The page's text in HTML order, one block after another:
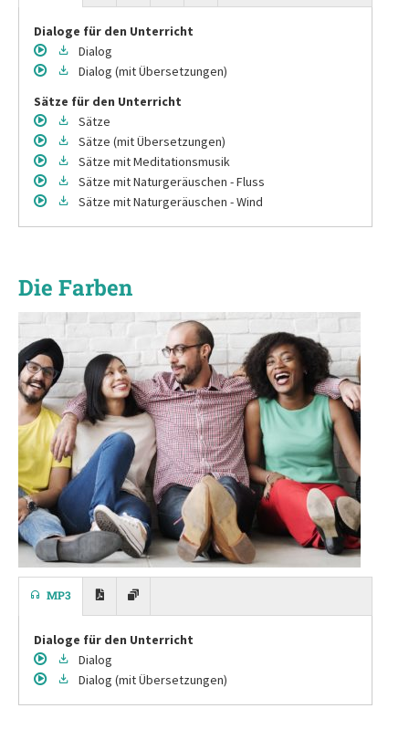
Dialoge für den Unterricht
Dialog
Dialog (mit Übersetzungen)
Sätze für den Unterricht
Sätze
Sätze (mit Übersetzungen)
Sätze mit Meditationsmusik
Sätze mit Naturgeräuschen - Fluss
Sätze mit Naturgeräuschen - Wind
Die Farben
MP3
Dialoge für den Unterricht
Dialog
Dialog (mit Übersetzungen)